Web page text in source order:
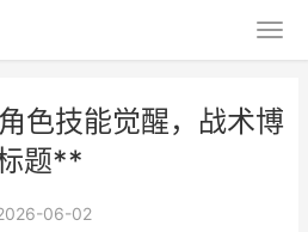
色技能觉醒，战术博
题**
06-02